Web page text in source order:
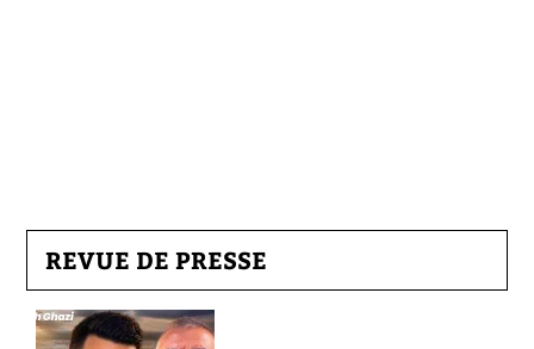
REVUE DE PRESSE